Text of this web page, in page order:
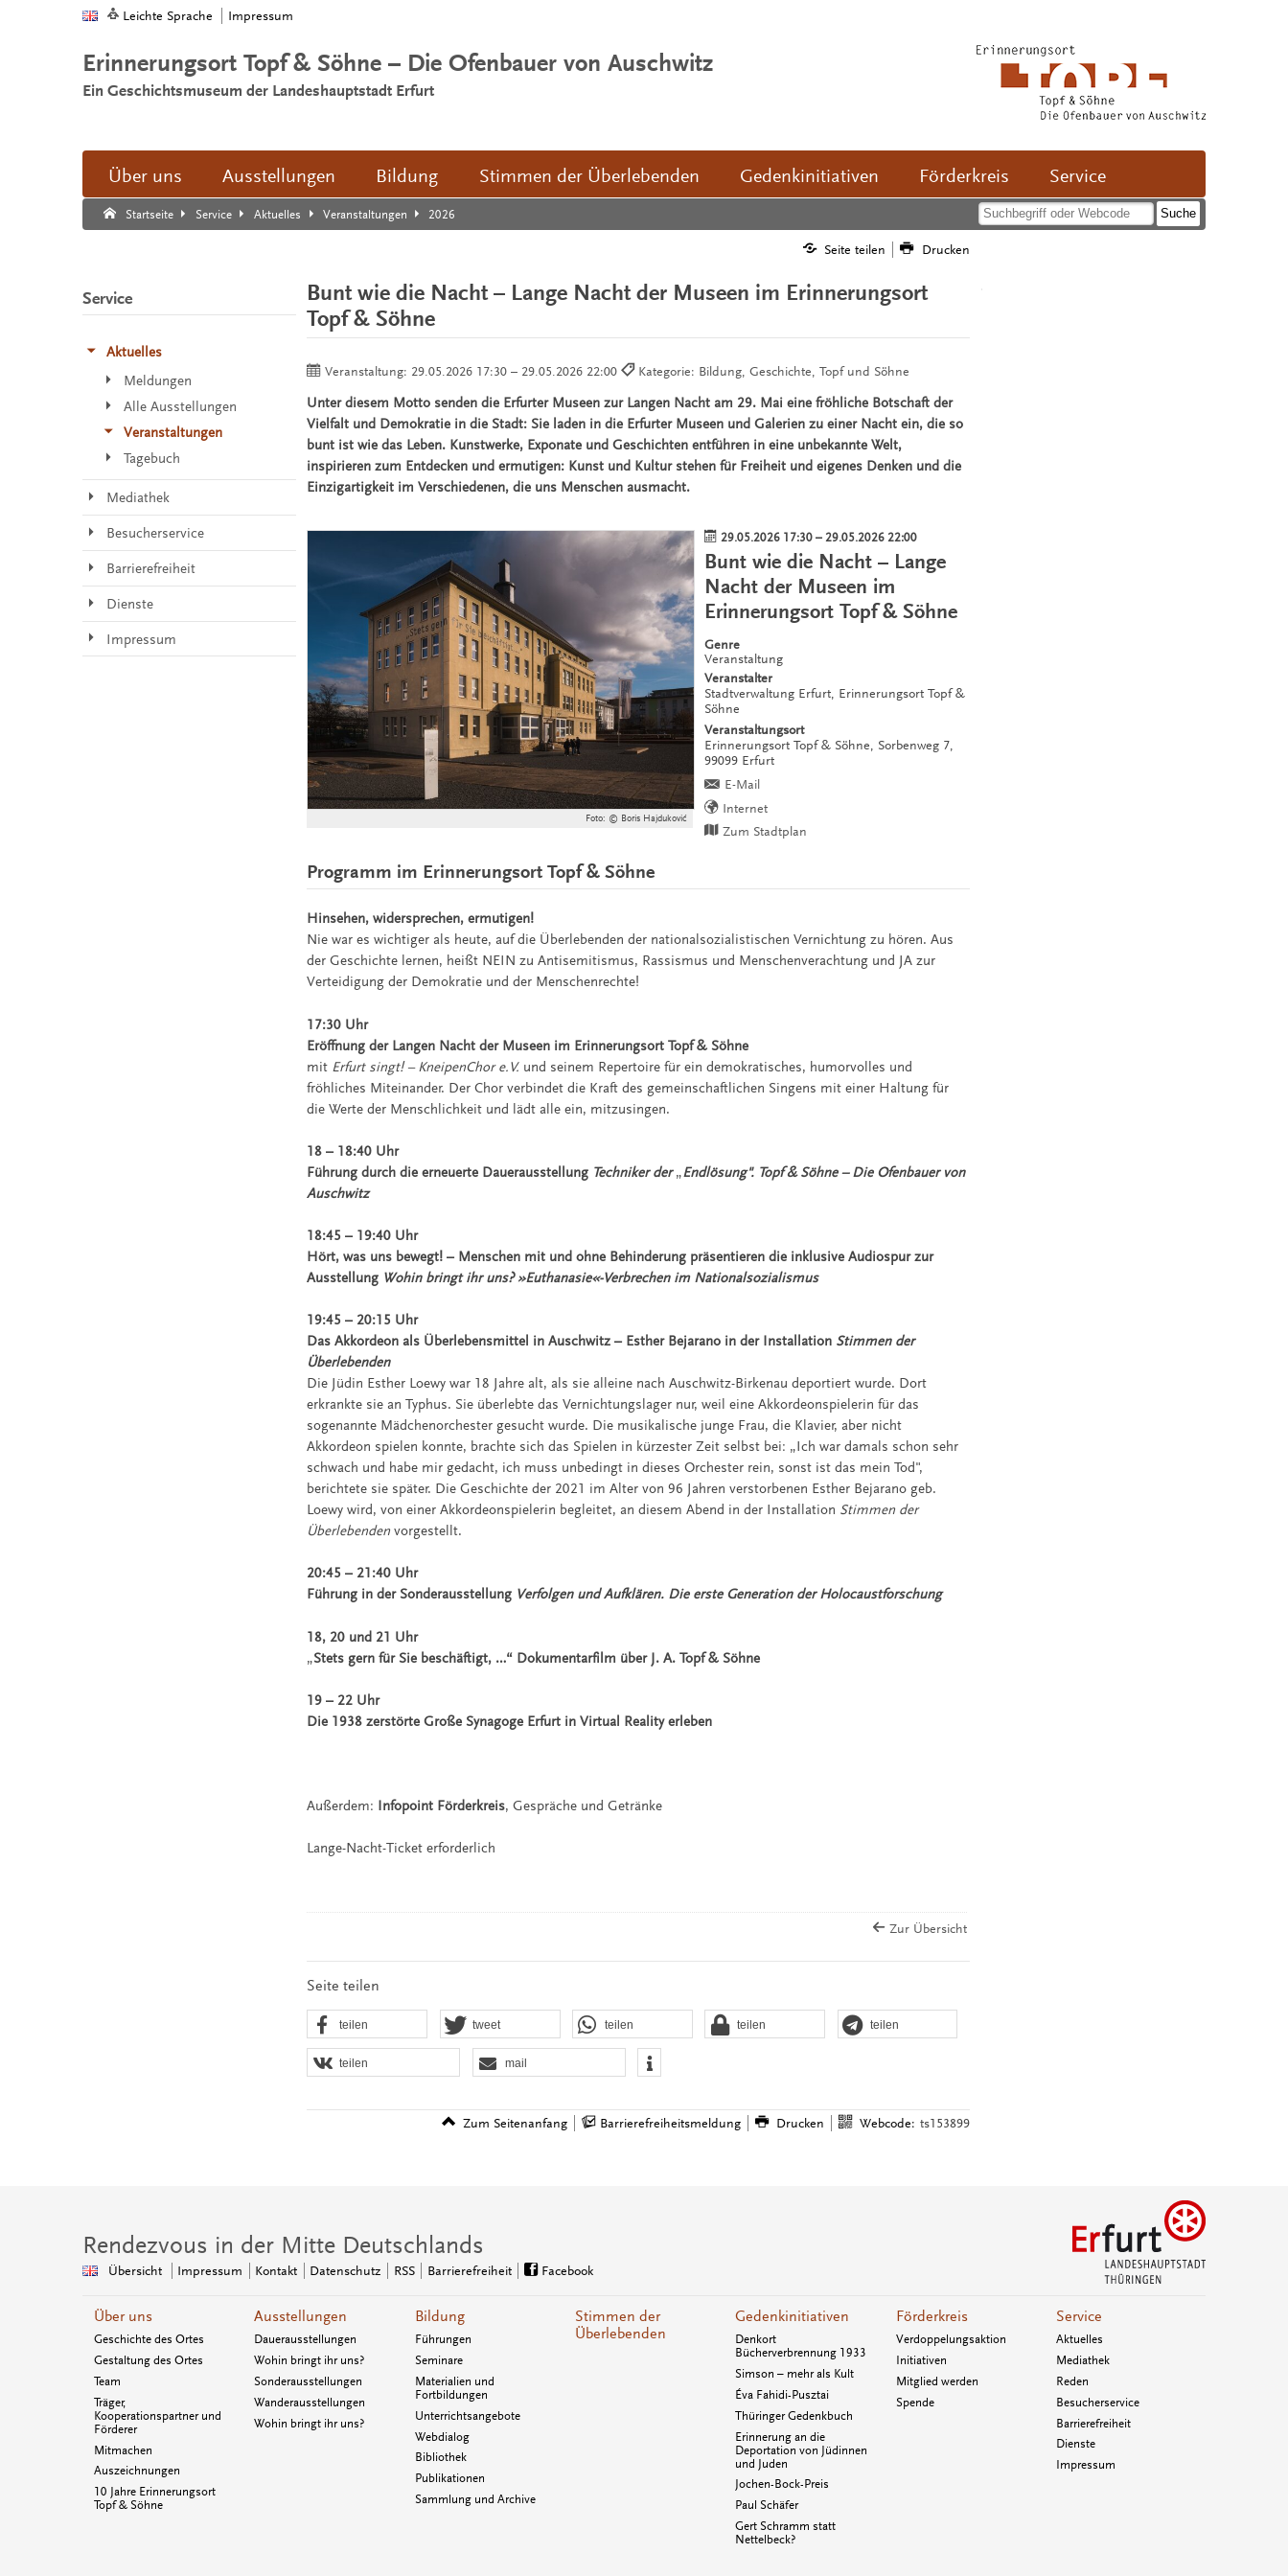
Leichte Sprache Impressum
Erinnerungsort Topf & Söhne – Die Ofenbauer von Auschwitz
Ein Geschichtsmuseum der Landeshauptstadt Erfurt
Über uns Ausstellungen Bildung Stimmen der Überlebenden Gedenkinitiativen Förderkreis Service
Startseite Service Aktuelles Veranstaltungen 2026
Suche:
Suche Ende.
Seite teilen Drucken
Bunt wie die Nacht – Lange Nacht der Museen im Erinnerungsort
Topf & Söhne
Veranstaltung: 29.05.2026 17:30 – 29.05.2026 22:00 Kategorie: Bildung, Geschichte, Topf und Söhne
Unter diesem Motto senden die Erfurter Museen zur Langen Nacht am 29. Mai eine fröhliche Botschaft der
Vielfalt und Demokratie in die Stadt: Sie laden in die Erfurter Museen und Galerien zu einer Nacht ein, die so
bunt ist wie das Leben. Kunstwerke, Exponate und Geschichten entführen in eine unbekannte Welt,
inspirieren zum Entdecken und ermutigen: Kunst und Kultur stehen für Freiheit und eigenes Denken und die
Einzigartigkeit im Verschiedenen, die uns Menschen ausmacht.
Foto: © Boris Hajduković
29.05.2026 17:30 –29.05.2026 22:00
Bunt wie die Nacht – Lange
Nacht der Museen im
Erinnerungsort Topf & Söhne
Genre
Veranstaltung
Veranstalter
Stadtverwaltung Erfurt, Erinnerungsort Topf &
Söhne
Veranstaltungsort
Erinnerungsort Topf & Söhne, Sorbenweg 7,
99099 Erfurt
E-Mail
Internet
Zum Stadtplan
Programm im Erinnerungsort Topf & Söhne
Hinsehen, widersprechen, ermutigen!
Nie war es wichtiger als heute, auf die Überlebenden der nationalsozialistischen Vernichtung zu hören. Aus
der Geschichte lernen, heißt NEIN zu Antisemitismus, Rassismus und Menschenverachtung und JA zur
Verteidigung der Demokratie und der Menschenrechte!
17:30 Uhr
Eröffnung der Langen Nacht der Museen im Erinnerungsort Topf & Söhne
mit Erfurt singt! – KneipenChor e.V. und seinem Repertoire für ein demokratisches, humorvolles und
fröhliches Miteinander. Der Chor verbindet die Kraft des gemeinschaftlichen Singens mit einer Haltung für
die Werte der Menschlichkeit und lädt alle ein, mitzusingen.
18 – 18:40 Uhr
Führung durch die erneuerte Dauerausstellung Techniker der„Endlösung". Topf & Söhne – Die Ofenbauer von
Auschwitz
18:45 – 19:40 Uhr
Hört, was uns bewegt! – Menschen mit und ohne Behinderung präsentieren die inklusive Audiospur zur
Ausstellung Wohin bringt ihr uns? »Euthanasie«-Verbrechen im Nationalsozialismus
19:45 – 20:15 Uhr
Das Akkordeon als Überlebensmittel in Auschwitz – Esther Bejarano in der Installation Stimmen der
Überlebenden
Die Jüdin Esther Loewy war 18 Jahre alt, als sie alleine nach Auschwitz-Birkenau deportiert wurde. Dort
erkrankte sie an Typhus. Sie überlebte das Vernichtungslager nur, weil eine Akkordeonspielerin für das
sogenannte Mädchenorchester gesucht wurde. Die musikalische junge Frau, die Klavier, aber nicht
Akkordeon spielen konnte, brachte sich das Spielen in kürzester Zeit selbst bei: „Ich war damals schon sehr
schwach und habe mir gedacht, ich muss unbedingt in dieses Orchester rein, sonst ist das mein Tod",
berichtete sie später. Die Geschichte der 2021 im Alter von 96 Jahren verstorbenen Esther Bejarano geb.
Loewy wird, von einer Akkordeonspielerin begleitet, an diesem Abend in der Installation Stimmen der
Überlebendenvorgestellt.
20:45 – 21:40 Uhr
Führung in der Sonderausstellung Verfolgen und Aufklären. Die erste Generation der Holocaustforschung
18, 20 und 21 Uhr
„Stets gern für Sie beschäftigt, …“ Dokumentarfilm über J. A. Topf & Söhne
19 – 22 Uhr
Die 1938 zerstörte Große Synagoge Erfurt in Virtual Reality erleben
Außerdem: Infopoint Förderkreis, Gespräche und Getränke
Lange-Nacht-Ticket erforderlich
Zur Übersicht
Seite teilen
teilen tweet teilen teilen teilen
teilen mail
Zum Seitenanfang Barrierefreiheitsmeldung Drucken Webcode: ts153899
Service
Aktuelles
Meldungen
Alle Ausstellungen
Veranstaltungen
Tagebuch
Mediathek
Besucherservice
Barrierefreiheit
Dienste
Impressum
Rendezvous in der Mitte Deutschlands
Übersicht Impressum Kontakt Datenschutz RSS Barrierefreiheit Facebook
Über uns
Geschichte des Ortes
Gestaltung des Ortes
Team
Träger,
Kooperationspartner und
Förderer
Mitmachen
Auszeichnungen
10 Jahre Erinnerungsort
Topf & Söhne
Ausstellungen
Dauerausstellungen
Wohin bringt ihr uns?
Sonderausstellungen
Wanderausstellungen
Wohin bringt ihr uns?
Bildung
Führungen
Seminare
Materialien und
Fortbildungen
Unterrichtsangebote
Webdialog
Bibliothek
Publikationen
Sammlung und Archive
Stimmen der
Überlebenden
Gedenkinitiativen
Denkort
Bücherverbrennung 1933
Simson – mehr als Kult
Éva Fahidi-Pusztai
Thüringer Gedenkbuch
Erinnerung an die
Deportation von Jüdinnen
und Juden
Jochen-Bock-Preis
Paul Schäfer
Gert Schramm statt
Nettelbeck?
Förderkreis
Verdoppelungsaktion
Initiativen
Mitglied werden
Spende
Service
Aktuelles
Mediathek
Reden
Besucherservice
Barrierefreiheit
Dienste
Impressum